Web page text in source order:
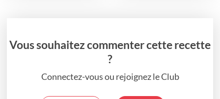
Vous souhaitez commenter cette recette
?
Connectez-vous ou rejoignez le Club